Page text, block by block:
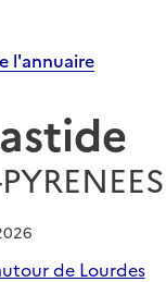
l'annuaire
de Lourdes